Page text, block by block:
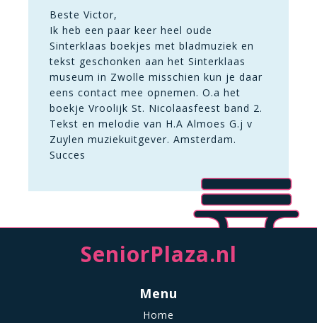
Beste Victor,
Ik heb een paar keer heel oude
Sinterklaas boekjes met bladmuziek en
tekst geschonken aan het Sinterklaas
museum in Zwolle misschien kun je daar
eens contact mee opnemen. O.a het
boekje Vroolijk St. Nicolaasfeest band 2.
Tekst en melodie van H.A Almoes G.j v
Zuylen muziekuitgever. Amsterdam.
Succes
SeniorPlaza.nl
Menu
Home